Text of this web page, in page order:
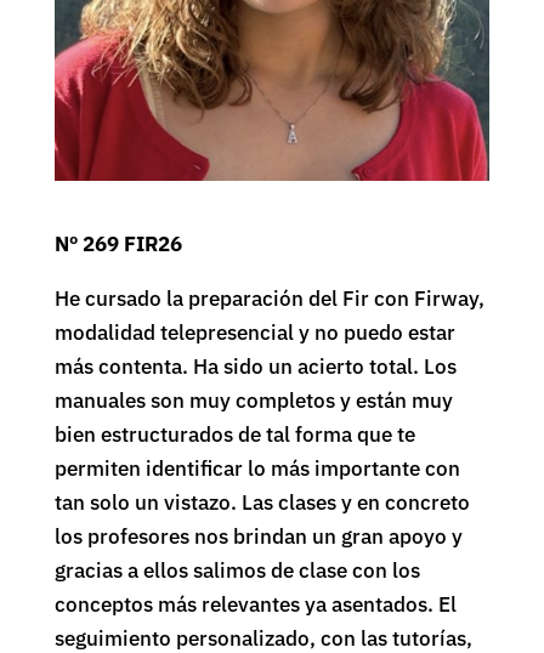
Nº 269 FIR26
He cursado la preparación del Fir con Firway,
modalidad telepresencial y no puedo estar
más contenta. Ha sido un acierto total. Los
manuales son muy completos y están muy
bien estructurados de tal forma que te
permiten identificar lo más importante con
tan solo un vistazo. Las clases y en concreto
los profesores nos brindan un gran apoyo y
gracias a ellos salimos de clase con los
conceptos más relevantes ya asentados. El
seguimiento personalizado, con las tutorías,